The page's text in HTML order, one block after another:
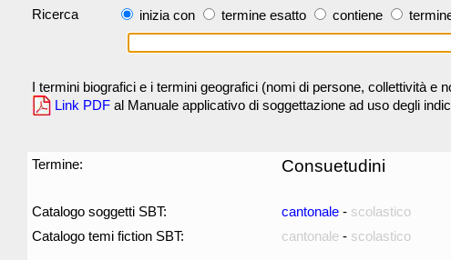
Ricerca inizia con termine esatto contiene
I termini biografici e i termini geografici (nomi di persone, collettività e
Link PDF al Manuale applicativo di soggettazione ad uso degli
Termine: Consuetudini
Catalogo soggetti SBT: cantonale - scolastico
Catalogo temi fiction SBT:
cantonale - scolastico